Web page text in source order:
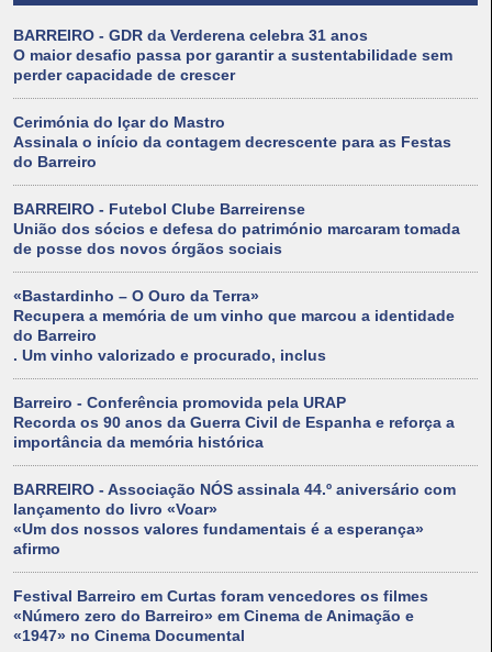
BARREIRO - GDR da Verderena celebra 31 anos
O maior desafio passa por garantir a sustentabilidade sem
perder capacidade de crescer
Cerimónia do Içar do Mastro
Assinala o início da contagem decrescente para as Festas
do Barreiro
BARREIRO - Futebol Clube Barreirense
União dos sócios e defesa do património marcaram tomada
de posse dos novos órgãos sociais
«Bastardinho – O Ouro da Terra»
Recupera a memória de um vinho que marcou a identidade
do Barreiro
. Um vinho valorizado e procurado, inclus
Barreiro - Conferência promovida pela URAP
Recorda os 90 anos da Guerra Civil de Espanha e reforça a
importância da memória histórica
BARREIRO - Associação NÓS assinala 44.º aniversário com
lançamento do livro «Voar»
«Um dos nossos valores fundamentais é a esperança»
afirmo
Festival Barreiro em Curtas foram vencedores os filmes
«Número zero do Barreiro» em Cinema de Animação e
«1947» no Cinema Documental